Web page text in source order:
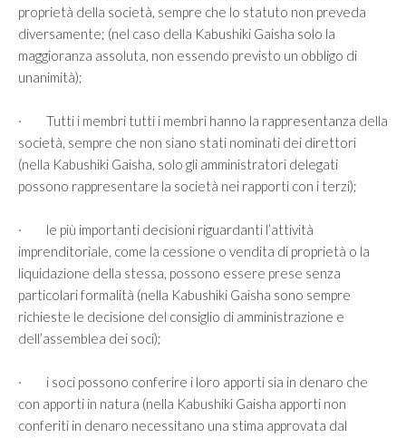
proprietà della società, sempre che lo statuto non preveda
diversamente; (nel caso della Kabushiki Gaisha solo la
maggioranza assoluta, non essendo previsto un obbligo di
unanimità);
· Tutti i membri tutti i membri hanno la rappresentanza della
società, sempre che non siano stati nominati dei direttori
(nella Kabushiki Gaisha, solo gli amministratori delegati
possono rappresentare la società nei rapporti con i terzi);
· le più importanti decisioni riguardanti l’attività
imprenditoriale, come la cessione o vendita di proprietà o la
liquidazione della stessa, possono essere prese senza
particolari formalità (nella Kabushiki Gaisha sono sempre
richieste le decisione del consiglio di amministrazione e
dell’assemblea dei soci);
· i soci possono conferire i loro apporti sia in denaro che
con apporti in natura (nella Kabushiki Gaisha apporti non
conferiti in denaro necessitano una stima approvata dal